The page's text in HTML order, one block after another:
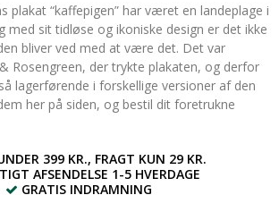
plakat “kaffepigen” har været en landeplage i
med sit tidløse og ikoniske design er det ikke
bliver ved med at være det. Det var
Rosengreen, der trykte plakaten, og derfor
lagerførende i forskellige versioner af den
her på siden, og bestil dit foretrukne
399 KR., FRAGT KUN 29 KR.
AFSENDELSE 1-5 HVERDAGE
GRATIS INDRAMNING